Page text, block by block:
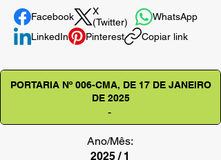
Facebook
X
(Twitter)
WhatsApp
LinkedIn
Pinterest Copiar link
PORTARIA Nº 006-CMA, DE 17 DE JANEIRO
DE 2025
-
Ano/Mês:
2025 / 1